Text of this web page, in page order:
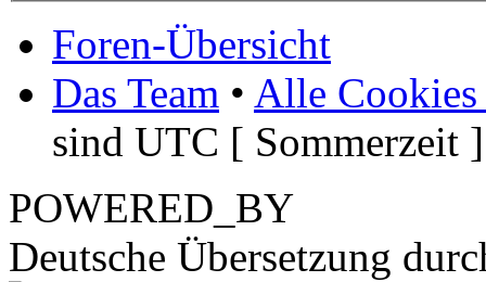
Foren-Übersicht
Das Team • Alle Cookies
sind UTC [ Sommerzeit ]
POWERED_BY
Deutsche Übersetzung